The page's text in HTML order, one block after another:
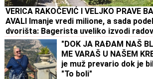
VERICA RAKOČEVIĆ I VELJKO PRAVE
AVALI Imanje vredi milione, a sada
dvorišta: Bagerista uveliko izvodi
"DOK JA RAĐAM NAŠ
ME VARAŠ U NAŠEM
je muž prevario dok je
"To boli"